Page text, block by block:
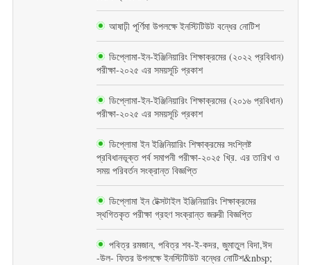
আষাঢ়ী পূর্ণিমা উপলক্ষে ইনস্টিটিউট বন্ধের নোটিশ
ডিপ্লোমা-ইন-ইঞ্জিনিয়ারিং শিক্ষাক্রমের (২০২২ প্রবিধান)
পরীক্ষা-২০২৫ এর সময়সূচি প্রকাশ
ডিপ্লোমা-ইন-ইঞ্জিনিয়ারিং শিক্ষাক্রমের (২০১৬ প্রবিধান)
পরীক্ষা-২০২৫ এর সময়সূচি প্রকাশ
ডিপ্লোমা ইন ইঞ্জিনিয়ারিং শিক্ষাক্রমের সংশ্লিষ্ট
প্রবিধানভূক্ত পর্ব সমাপনী পরীক্ষা-২০২৫ খ্রি. এর তারিখ ও
সময় পরিবর্তন সংক্রান্ত বিজ্ঞপ্তি
ডিপ্লোমা ইন টেক্সটাইল ইঞ্জিনিয়ারিং শিক্ষাক্রমের
স্থগিতকৃত পরীক্ষা গ্রহণ সংক্রান্ত জরুরী বিজ্ঞপ্তি
পবিত্র রমজান, পবিত্র শব-ই-কদর, জুমাতুল বিদা,ঈদ
-উল- ফিতর উপলক্ষে ইনস্টিটিউট বন্ধের নোটিশ&nbsp;